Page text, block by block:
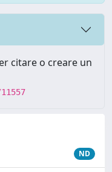
citare o creare un
ND